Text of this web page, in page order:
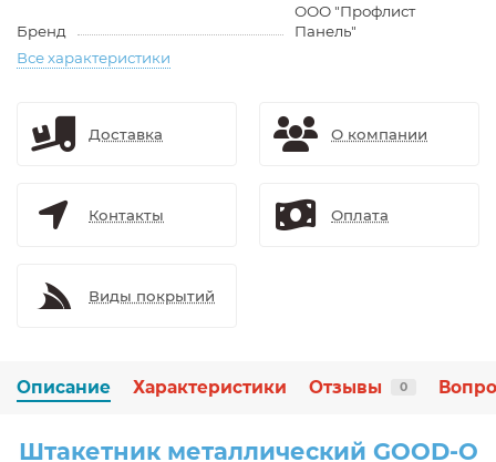
Бренд
ООО "Профлист
Панель"
Все характеристики
Доставка О компании
Контакты Оплата
Виды покрытий
Описание Характеристики Отзывы 0
Штакетник металлический GOOD-O